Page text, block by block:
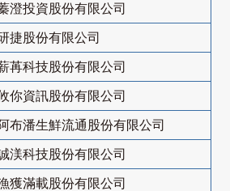
澄投資股份有限公司
捷股份有限公司
苒科技股份有限公司
你資訊股份有限公司
布潘生鮮流通股份有限公司
渼科技股份有限公司
獲滿載股份有限公司